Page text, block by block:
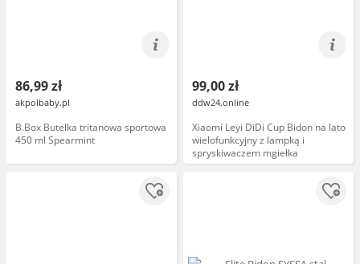
86,99 zł
akpolbaby.pl
B.Box Butelka tritanowa sportowa
450 ml Spearmint
99,00 zł
ddw24.online
Xiaomi Leyi DiDi Cup Bidon na lato
wielofunkcyjny z lampką i
spryskiwaczem mgiełka